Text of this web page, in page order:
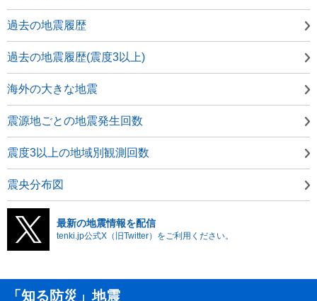
過去の地震履歴
過去の地震履歴(震度3以上)
海外の大きな地震
震源地ごとの地震発生回数
震度3以上の地域別観測回数
震央分布図
最新の地震情報を配信
tenki.jp公式X（旧Twitter）をご利用ください。
「知る防災」地震